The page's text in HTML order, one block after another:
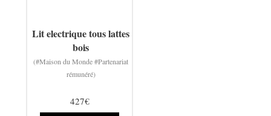
Lit electrique tous lattes
bois
(#Maison du Monde #Partenariat
rémunéré)
427€